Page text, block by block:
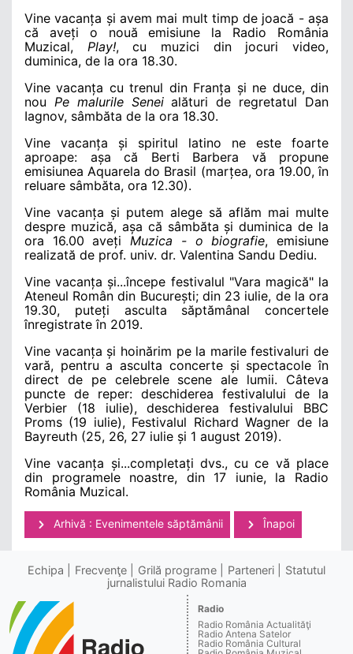
Vine vacanța și avem mai mult timp de joacă - așa
că aveți o nouă emisiune la Radio România
Muzical, Play!, cu muzici din jocuri video,
duminica, de la ora 18.30.
Vine vacanța cu trenul din Franța și ne duce, din
nou Pe malurile Seneialături de regretatul Dan
Iagnov, sâmbăta de la ora 18.30.
Vine vacanța și spiritul latino ne este foarte
aproape: așa că Berti Barbera vă propune
emisiunea Aquarela do Brasil (marțea, ora 19.00, în
reluare sâmbăta, ora 12.30).
Vine vacanța și putem alege să aflăm mai multe
despre muzică, așa că sâmbăta și duminica de la
ora 16.00 aveți Muzica - o biografie, emisiune
realizată de prof. univ. dr. Valentina Sandu Dediu.
Vine vacanța și...începe festivalul "Vara magică" la
Ateneul Român din București; din 23 iulie, de la ora
19.30, puteți asculta săptămânal concertele
înregistrate în 2019.
Vine vacanța și hoinărim pe la marile festivaluri de
vară, pentru a asculta concerte și spectacole în
direct de pe celebrele scene ale lumii. Câteva
puncte de reper: deschiderea festivalului de la
Verbier (18 iulie), deschiderea festivalului BBC
Proms (19 iulie), Festivalul Richard Wagner de la
Bayreuth (25, 26, 27 iulie și 1 august 2019).
Vine vacanța și...completați dvs., cu ce vă place
din programele noastre, din 17 iunie, la Radio
România Muzical.
Arhivă : Evenimentele săptămânii Înapoi
Echipa Frecvenţe Grilă programe Parteneri
Statutul
jurnalistului Radio Romania
Radio
Radio România Actualităţi
Radio Antena Satelor
Radio România Cultural